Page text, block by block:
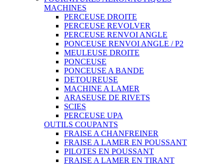
MACHINES
PERCEUSE DROITE
PERCEUSE REVOLVER
PERCEUSE RENVOI ANGLE
PONCEUSE RENVOI ANGLE / P2
MEULEUSE DROITE
PONCEUSE
PONCEUSE A BANDE
DETOUREUSE
MACHINE A LAMER
ARASEUSE DE RIVETS
SCIES
PERCEUSE UPA
OUTILS COUPANTS
FRAISE A CHANFREINER
FRAISE A LAMER EN POUSSANT
PILOTES EN POUSSANT
FRAISE A LAMER EN TIRANT